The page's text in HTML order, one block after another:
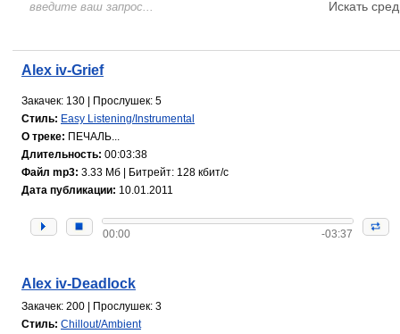
Искать
Alex iv-Grief
Закачек: 130 | Прослушек: 5
Стиль: Easy Listening/Instrumental
О треке: ПЕЧАЛЬ...
Длительность: 00:03:38
Файл mp3: 3.33 Мб | Битрейт: 128 кбит/с
Дата публикации: 10.01.2011
00:00 -03:37
Alex iv-Deadlock
Закачек: 200 | Прослушек: 3
Стиль: Chillout/Ambient